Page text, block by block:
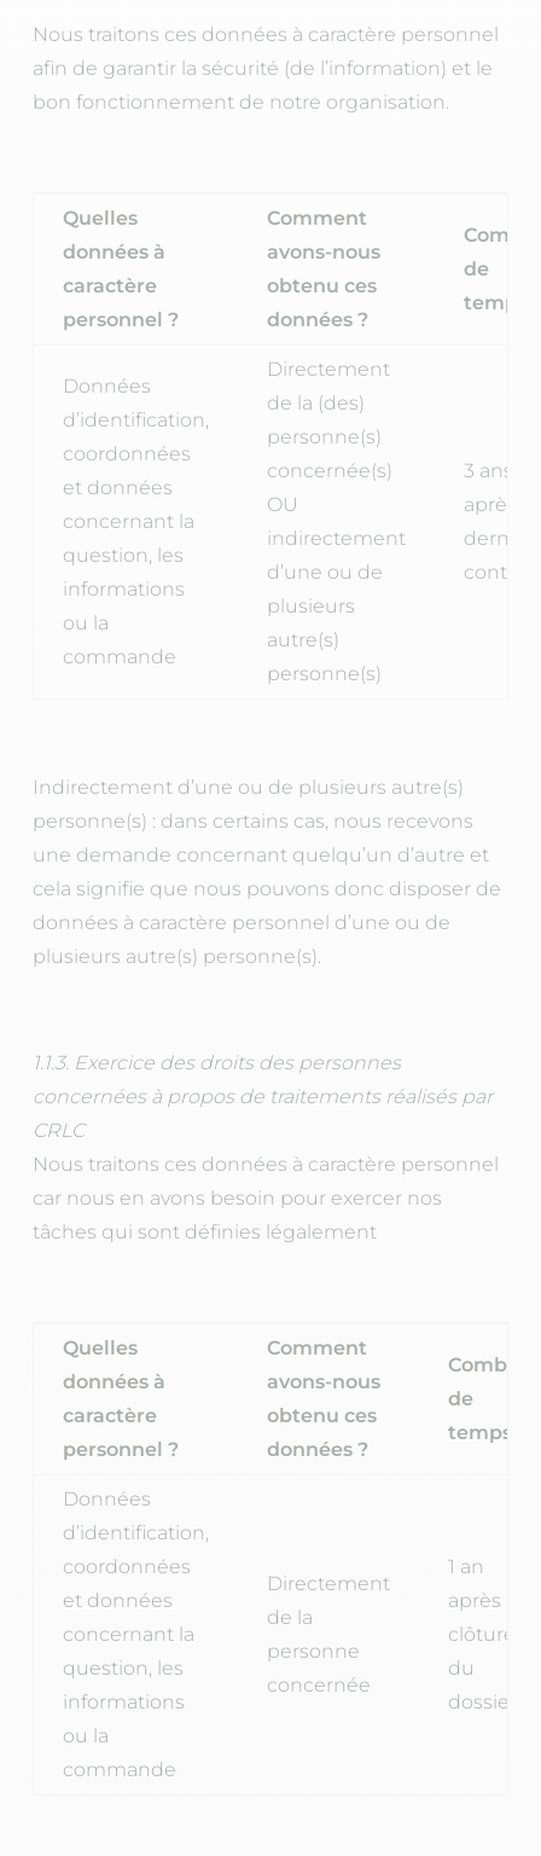
Nous traitons ces données à caractère personnel
afin de garantir la sécurité (de l’information) et le
bon fonctionnement de notre organisation.
Quelles
données à
caractère
personnel ?
Comment
avons-nous
obtenu ces
données ?
de
temps
Données
d’identification,
coordonnées
et données
concernant la
question, les
informations
ou la
commande
Directement
de la (des)
personne(s)
concernée(s)
OU
indirectement
d’une ou de
plusieurs
autre(s)
personne(s)
3 ans
après le
dernier
contact
Indirectement d’une ou de plusieurs autre(s)
personne(s) : dans certains cas, nous recevons
une demande concernant quelqu’un d’autre et
cela signifie que nous pouvons donc disposer de
données à caractère personnel d’une ou de
plusieurs autre(s) personne(s).
1.1.3. Exercice des droits des personnes
concernées à propos de traitements réalisés par
CRLC
Nous traitons ces données à caractère personnel
car nous en avons besoin pour exercer nos
tâches qui sont définies légalement
Quelles
données à
caractère
personnel ?
Comment
avons-nous
obtenu ces
données ?
Combien
de
temps ?
Données
d’identification,
coordonnées
et données
concernant la
question, les
informations
ou la
commande
Directement
de la
personne
concernée
1 an
après la
clôture
du
dossier